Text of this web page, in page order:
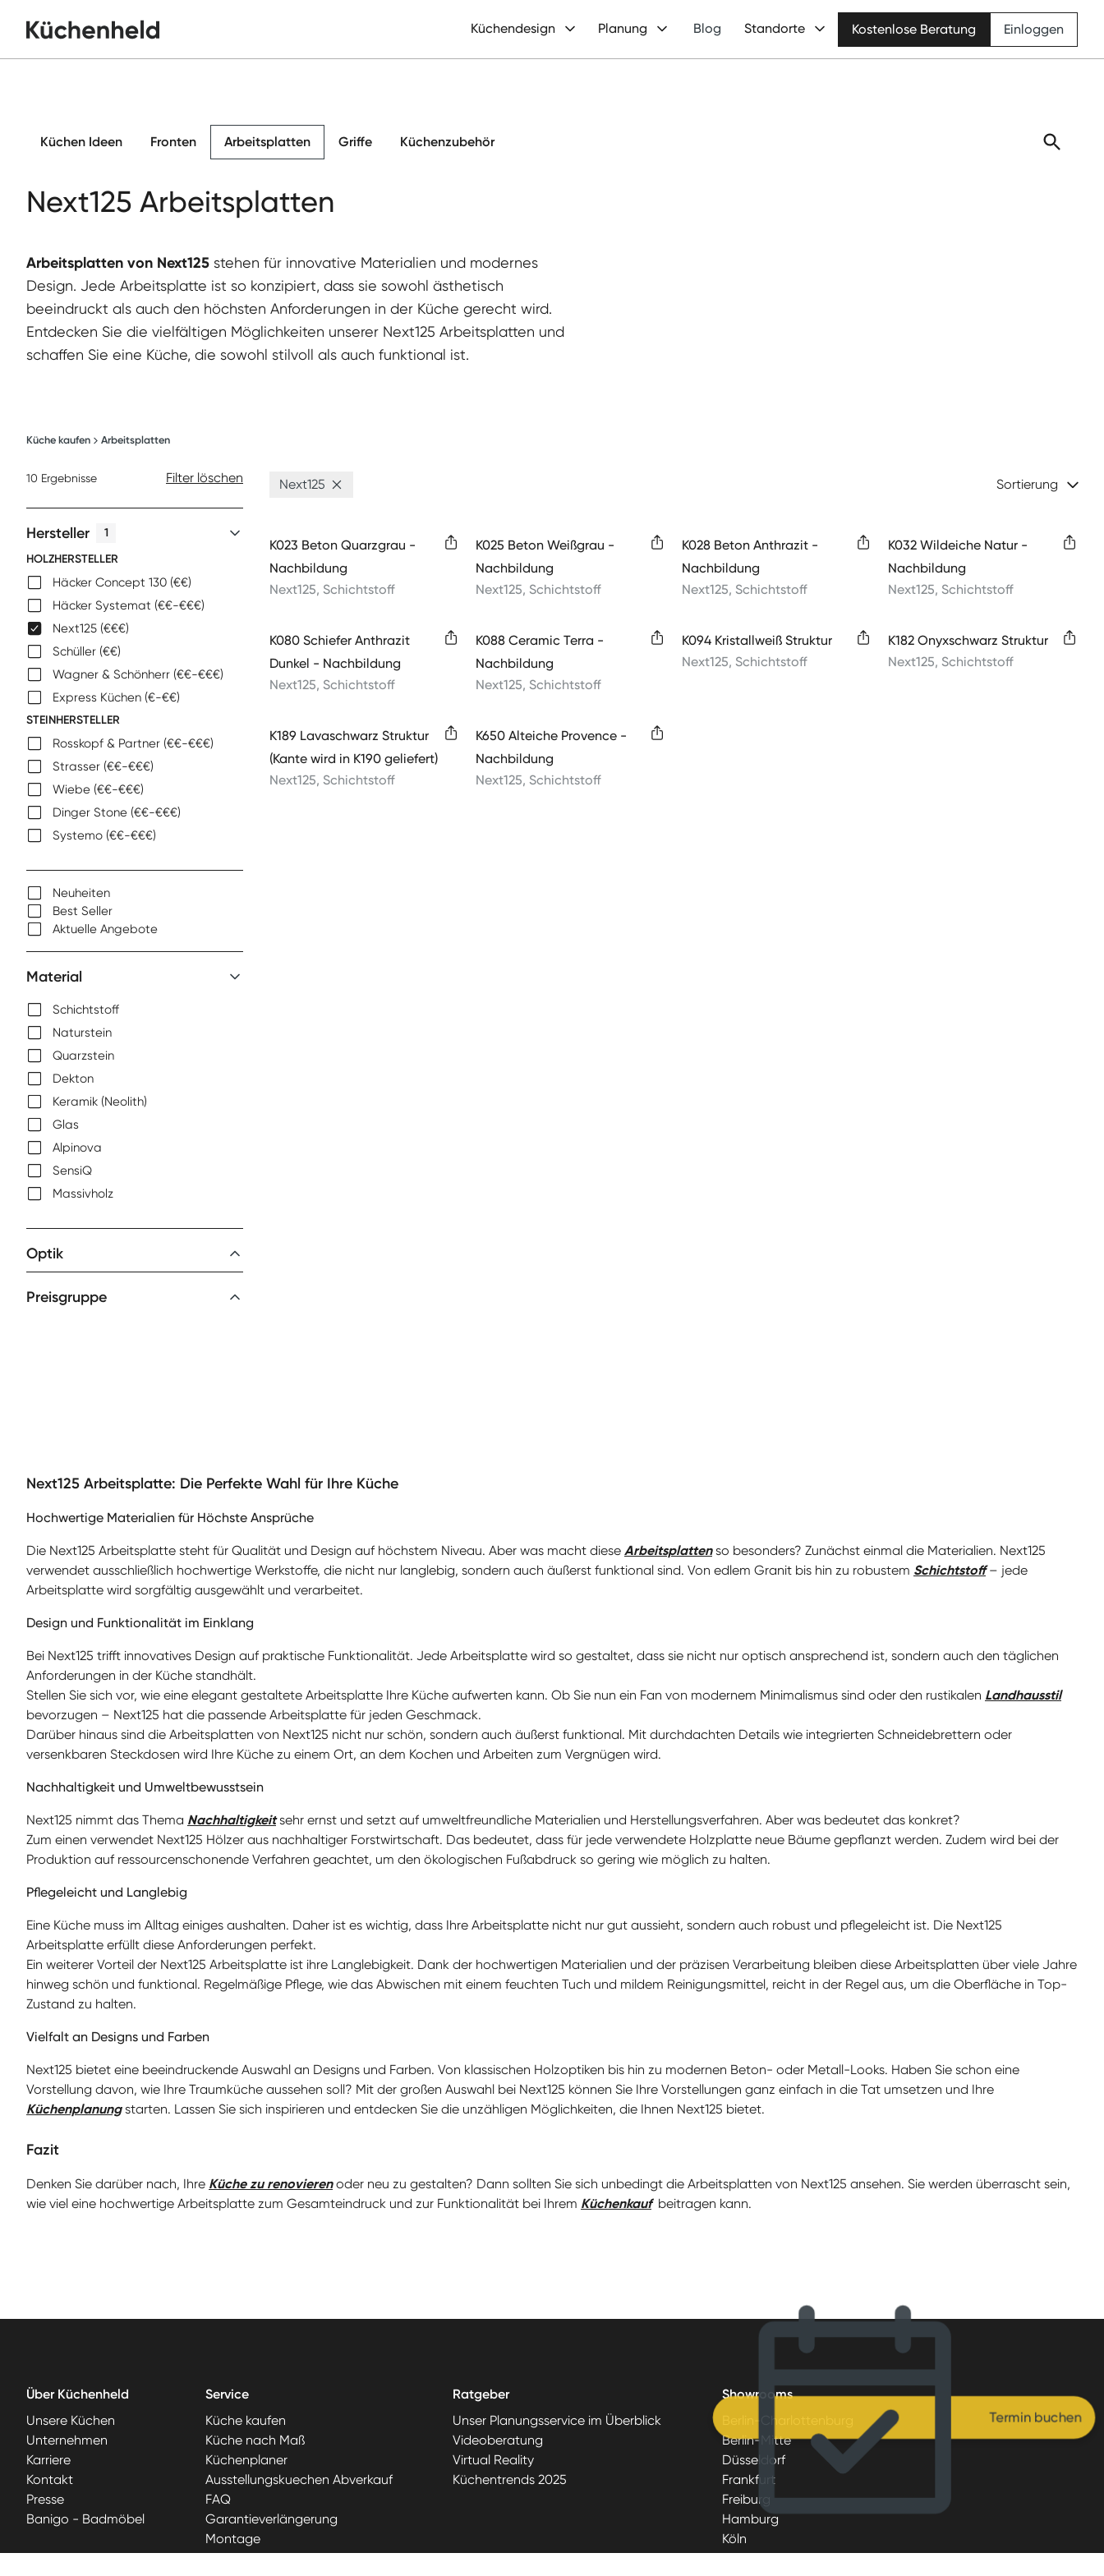
Küchendesign Planung Blog Standorte Kostenlose Beratung Einloggen
Küchen Ideen Fronten Arbeitsplatten Griffe Küchenzubehör
Next125 Arbeitsplatten
Arbeitsplatten von Next125 stehen für innovative Materialien und modernes
Design. Jede Arbeitsplatte ist so konzipiert, dass sie sowohl ästhetisch
beeindruckt als auch den höchsten Anforderungen in der Küche gerecht wird.
Entdecken Sie die vielfältigen Möglichkeiten unserer Next125 Arbeitsplatten und
schaffen Sie eine Küche, die sowohl stilvoll als auch funktional ist.
Küche kaufen Arbeitsplatten
Filters
10 Ergebnisse Filter löschen
Hersteller
1
HOLZHERSTELLER
Häcker Concept 130 (€€)
Häcker Systemat (€€-€€€)
Next125 (€€€)
Schüller (€€)
Wagner & Schönherr (€€-€€€)
Express Küchen (€-€€)
STEINHERSTELLER
Rosskopf & Partner (€€-€€€)
Strasser (€€-€€€)
Wiebe (€€-€€€)
Dinger Stone (€€-€€€)
Systemo (€€-€€€)
Neuheiten
Best Seller
Aktuelle Angebote
Material
Schichtstoff
Naturstein
Quarzstein
Dekton
Keramik (Neolith)
Glas
Alpinova
SensiQ
Massivholz
Optik
Preisgruppe
Next125 Sortierung
K023 Beton Quarzgrau -
Nachbildung
Next125, Schichtstoff
K025 Beton Weißgrau -
Nachbildung
Next125, Schichtstoff
K028 Beton Anthrazit -
Nachbildung
Next125, Schichtstoff
K032 Wildeiche Natur -
Nachbildung
Next125, Schichtstoff
K080 Schiefer Anthrazit
Dunkel - Nachbildung
Next125, Schichtstoff
K088 Ceramic Terra -
Nachbildung
Next125, Schichtstoff
K094 Kristallweiß Struktur
Next125, Schichtstoff
K182 Onyxschwarz Struktur
Next125, Schichtstoff
K189 Lavaschwarz Struktur
(Kante wird in K190 geliefert)
Next125, Schichtstoff
K650 Alteiche Provence -
Nachbildung
Next125, Schichtstoff
Next125 Arbeitsplatte: Die Perfekte Wahl für Ihre Küche
Hochwertige Materialien für Höchste Ansprüche
Die Next125 Arbeitsplatte steht für Qualität und Design auf höchstem Niveau. Aber was macht diese Arbeitsplatten so besonders? Zunächst einmal die Materialien. Next125
verwendet ausschließlich hochwertige Werkstoffe, die nicht nur langlebig, sondern auch äußerst funktional sind. Von edlem Granit bis hin zu robustem Schichtstoff – jede
Arbeitsplatte wird sorgfältig ausgewählt und verarbeitet.
Design und Funktionalität im Einklang
Bei Next125 trifft innovatives Design auf praktische Funktionalität. Jede Arbeitsplatte wird so gestaltet, dass sie nicht nur optisch ansprechend ist, sondern auch den täglichen
Anforderungen in der Küche standhält.
Stellen Sie sich vor, wie eine elegant gestaltete Arbeitsplatte Ihre Küche aufwerten kann. Ob Sie nun ein Fan von modernem Minimalismus sind oder den rustikalen Landhausstil
bevorzugen – Next125 hat die passende Arbeitsplatte für jeden Geschmack.
Darüber hinaus sind die Arbeitsplatten von Next125 nicht nur schön, sondern auch äußerst funktional. Mit durchdachten Details wie integrierten Schneidebrettern oder
versenkbaren Steckdosen wird Ihre Küche zu einem Ort, an dem Kochen und Arbeiten zum Vergnügen wird.
Nachhaltigkeit und Umweltbewusstsein
Next125 nimmt das Thema Nachhaltigkeit sehr ernst und setzt auf umweltfreundliche Materialien und Herstellungsverfahren. Aber was bedeutet das konkret?
Zum einen verwendet Next125 Hölzer aus nachhaltiger Forstwirtschaft. Das bedeutet, dass für jede verwendete Holzplatte neue Bäume gepflanzt werden. Zudem wird bei der
Produktion auf ressourcenschonende Verfahren geachtet, um den ökologischen Fußabdruck so gering wie möglich zu halten.
Pflegeleicht und Langlebig
Eine Küche muss im Alltag einiges aushalten. Daher ist es wichtig, dass Ihre Arbeitsplatte nicht nur gut aussieht, sondern auch robust und pflegeleicht ist. Die Next125
Arbeitsplatte erfüllt diese Anforderungen perfekt.
Ein weiterer Vorteil der Next125 Arbeitsplatte ist ihre Langlebigkeit. Dank der hochwertigen Materialien und der präzisen Verarbeitung bleiben diese Arbeitsplatten über viele Jahre
hinweg schön und funktional. Regelmäßige Pflege, wie das Abwischen mit einem feuchten Tuch und mildem Reinigungsmittel, reicht in der Regel aus, um die Oberfläche in Top-
Zustand zu halten.
Vielfalt an Designs und Farben
Next125 bietet eine beeindruckende Auswahl an Designs und Farben. Von klassischen Holzoptiken bis hin zu modernen Beton- oder Metall-Looks. Haben Sie schon eine
Vorstellung davon, wie Ihre Traumküche aussehen soll? Mit der großen Auswahl bei Next125 können Sie Ihre Vorstellungen ganz einfach in die Tat umsetzen und Ihre
Küchenplanung starten. Lassen Sie sich inspirieren und entdecken Sie die unzähligen Möglichkeiten, die Ihnen Next125 bietet.
Fazit
Denken Sie darüber nach, Ihre Küche zu renovieren oder neu zu gestalten? Dann sollten Sie sich unbedingt die Arbeitsplatten von Next125 ansehen. Sie werden überrascht sein,
wie viel eine hochwertige Arbeitsplatte zum Gesamteindruck und zur Funktionalität bei Ihrem Küchenkauf beitragen kann.
Über Küchenheld
Unsere Küchen
Unternehmen
Karriere
Kontakt
Presse
Banigo - Badmöbel
Service
Küche kaufen
Küche nach Maß
Küchenplaner
Ausstellungskuechen Abverkauf
FAQ
Garantieverlängerung
Montage
Ratgeber
Unser Planungsservice im Überblick
Videoberatung
Virtual Reality
Küchentrends 2025
Showrooms
Berlin-Mitte
Düsseldorf
Frankfurt
Freiburg
Hamburg
Köln
München
Termin buchen